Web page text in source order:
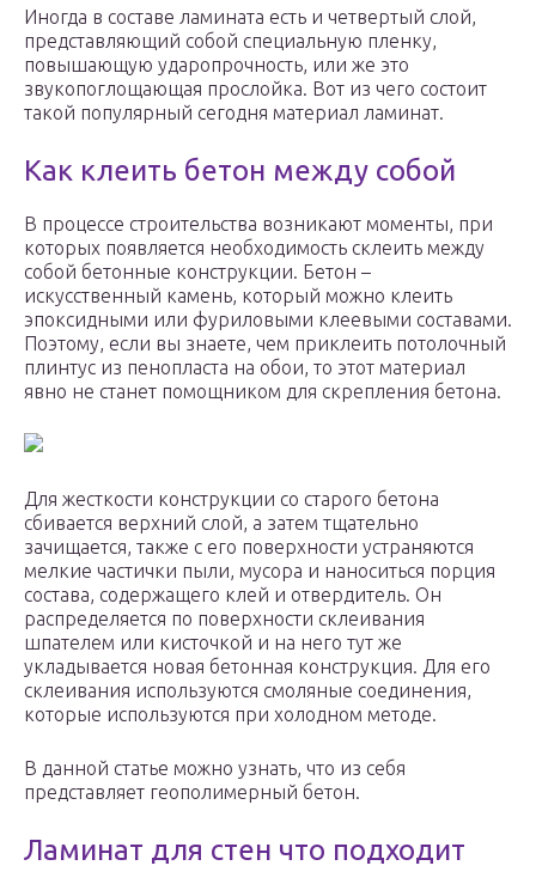
Иногда в составе ламината есть и четвертый слой,
представляющий собой специальную пленку,
повышающую ударопрочность, или же это
звукопоглощающая прослойка. Вот из чего состоит
такой популярный сегодня материал ламинат.
Как клеить бетон между собой
В процессе строительства возникают моменты, при
которых появляется необходимость склеить между
собой бетонные конструкции. Бетон –
искусственный камень, который можно клеить
эпоксидными или фуриловыми клеевыми составами.
Поэтому, если вы знаете, чем приклеить потолочный
плинтус из пенопласта на обои, то этот материал
явно не станет помощником для скрепления бетона.
Для жесткости конструкции со старого бетона
сбивается верхний слой, а затем тщательно
зачищается, также с его поверхности устраняются
мелкие частички пыли, мусора и наноситься порция
состава, содержащего клей и отвердитель. Он
распределяется по поверхности склеивания
шпателем или кисточкой и на него тут же
укладывается новая бетонная конструкция. Для его
склеивания используются смоляные соединения,
которые используются при холодном методе.
В данной статье можно узнать, что из себя
представляет геополимерный бетон.
Ламинат для стен что подходит